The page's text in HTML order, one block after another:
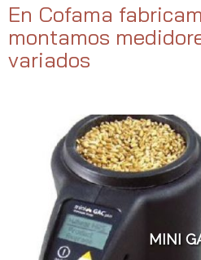
En Cofama
montamos
variados
MINI